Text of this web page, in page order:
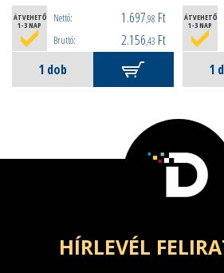
ÁTVEHETŐ
1-3 NAP
Nettó: 1.697,98 Ft
Bruttó: 2.156,43 Ft
ÁTVEHETŐ
1-3 NAP
HÍRLEVÉL